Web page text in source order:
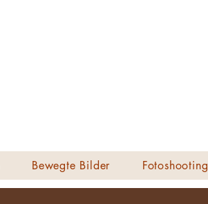
Bewegte Bilder Fotoshooting